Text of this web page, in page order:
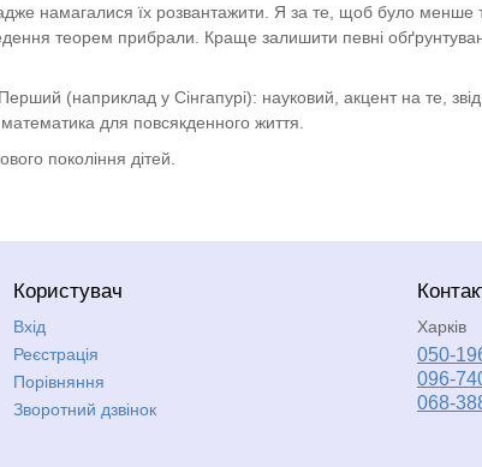
намагалися їх розвантажити. Я за те, щоб було менше
теорем прибрали. Краще залишити певні
(наприклад у Сінгапурі): науковий, акцент на те,
для повсякденного життя.
покоління дітей.
Користувач
Вхід
Реєстрація
Порівняння
Зворотний дзвінок
Харків
050-
096-
068-